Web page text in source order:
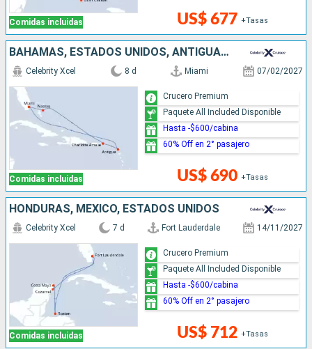
Comidas incluidas US$ 677 +Tasas
BAHAMAS, ESTADOS UNIDOS, ANTIGUA Y BARBUDA
Comidas incluidas
Celebrity Xcel 8 d Miami 07/02/2027
US$ 690 +Tasas
Crucero Premium
Paquete All Included Disponible
Hasta -$600/cabina
60% Off en 2° pasajero
HONDURAS, MÉXICO, ESTADOS UNIDOS
Comidas incluidas
Celebrity Xcel 7 d Fort Lauderdale 14/11/2027
US$ 712 +Tasas
Crucero Premium
Paquete All Included Disponible
Hasta -$600/cabina
60% Off en 2° pasajero